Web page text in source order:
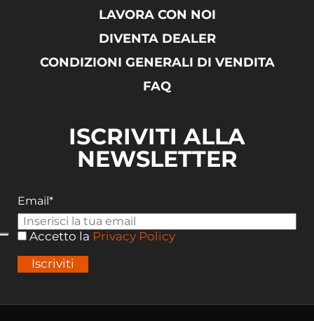
LAVORA CON NOI
DIVENTA DEALER
CONDIZIONI GENERALI DI VENDITA
FAQ
ISCRIVITI ALLA
NEWSLETTER
Email*
Accetto la Privacy Policy
Iscriviti